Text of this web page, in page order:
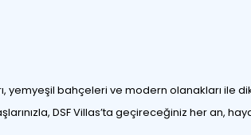
bahçeleri ve modern olanakları ile
DSF Villas’ta geçireceğiniz her an,